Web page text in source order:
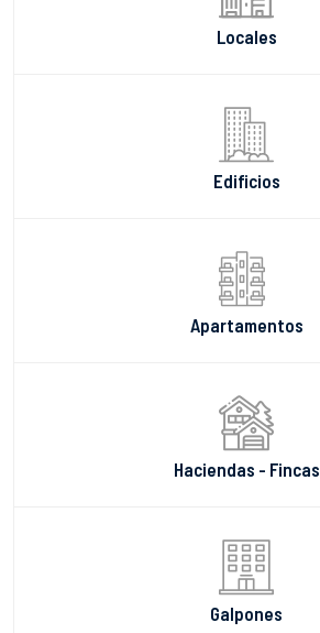
Locales
Edificios
Apartamentos
Haciendas - Fincas
Galpones